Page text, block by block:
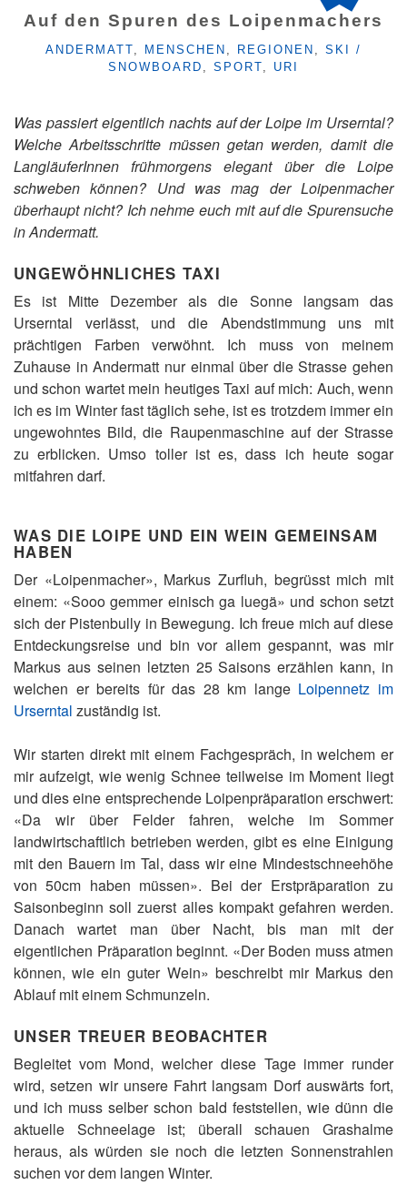
Auf den Spuren des Loipenmachers
KATEGORIEN
ANDERMATT, MENSCHEN , REGIONEN , SKI /
SNOWBOARD , SPORT, URI
Was passiert eigentlich nachts auf der Loipe im Urserntal?
Welche Arbeitsschritte müssen getan werden, damit die
LangläuferInnen frühmorgens elegant über die Loipe
schweben können? Und was mag der Loipenmacher
überhaupt nicht? Ich nehme euch mit auf die Spurensuche
in Andermatt.
UNGEWÖHNLICHES TAXI
Es ist Mitte Dezember als die Sonne langsam das
Urserntal verlässt, und die Abendstimmung uns mit
prächtigen Farben verwöhnt. Ich muss von meinem
Zuhause in Andermatt nur einmal über die Strasse gehen
und schon wartet mein heutiges Taxi auf mich: Auch, wenn
ich es im Winter fast täglich sehe, ist es trotzdem immer ein
ungewohntes Bild, die Raupenmaschine auf der Strasse
zu erblicken. Umso toller ist es, dass ich heute sogar
mitfahren darf.
WAS DIE LOIPE UND EIN WEIN GEMEINSAM
HABEN
Der «Loipenmacher», Markus Zurfluh, begrüsst mich mit
einem: «Sooo gemmer einisch ga luegä» und schon setzt
sich der Pistenbully in Bewegung. Ich freue mich auf diese
Entdeckungsreise und bin vor allem gespannt, was mir
Markus aus seinen letzten 25 Saisons erzählen kann, in
welchen er bereits für das 28 km lange Loipennetz im
Urserntal zuständig ist.
Wir starten direkt mit einem Fachgespräch, in welchem er
mir aufzeigt, wie wenig Schnee teilweise im Moment liegt
und dies eine entsprechende Loipenpräparation erschwert:
«Da wir über Felder fahren, welche im Sommer
landwirtschaftlich betrieben werden, gibt es eine Einigung
mit den Bauern im Tal, dass wir eine Mindestschneehöhe
von 50cm haben müssen». Bei der Erstpräparation zu
Saisonbeginn soll zuerst alles kompakt gefahren werden.
Danach wartet man über Nacht, bis man mit der
eigentlichen Präparation beginnt. «Der Boden muss atmen
können, wie ein guter Wein» beschreibt mir Markus den
Ablauf mit einem Schmunzeln.
UNSER TREUER BEOBACHTER
Begleitet vom Mond, welcher diese Tage immer runder
wird, setzen wir unsere Fahrt langsam Dorf auswärts fort,
und ich muss selber schon bald feststellen, wie dünn die
aktuelle Schneelage ist; überall schauen Grashalme
heraus, als würden sie noch die letzten Sonnenstrahlen
suchen vor dem langen Winter.